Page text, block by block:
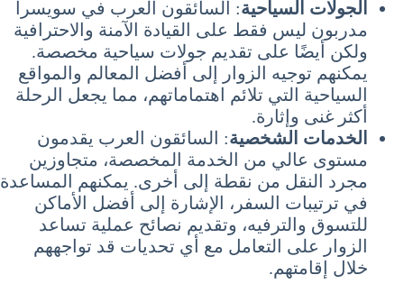
الجولات السياحية: السائقون العرب في سويسرا
مدربون ليس فقط على القيادة الآمنة والاحترافية
ولكن أيضًا على تقديم جولات سياحية مخصصة.
يمكنهم توجيه الزوار إلى أفضل المعالم والمواقع
السياحية التي تلائم اهتماماتهم، مما يجعل الرحلة
أكثر غنى وإثارة.
الخدمات الشخصية: السائقون العرب يقدمون
مستوى عالي من الخدمة المخصصة، متجاوزين
مجرد النقل من نقطة إلى أخرى. يمكنهم المساعدة
في ترتيبات السفر، الإشارة إلى أفضل الأماكن
للتسوق والترفيه، وتقديم نصائح عملية تساعد
الزوار على التعامل مع أي تحديات قد تواجههم
خلال إقامتهم.